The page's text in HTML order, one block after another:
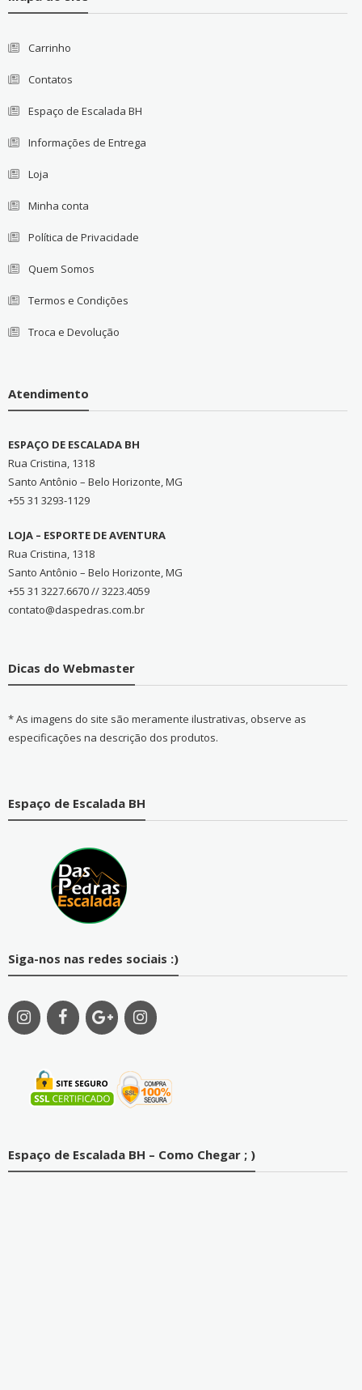
Carrinho
Contatos
Espaço de Escalada BH
Informações de Entrega
Loja
Minha conta
Política de Privacidade
Quem Somos
Termos e Condições
Troca e Devolução
Atendimento
ESPAÇO DE ESCALADA BH
Rua Cristina, 1318
Santo Antônio – Belo Horizonte, MG
+55 31 3293-1129
LOJA – ESPORTE DE AVENTURA
Rua Cristina, 1318
Santo Antônio – Belo Horizonte, MG
+55 31 3227.6670 // 3223.4059
contato@daspedras.com.br
Dicas do Webmaster
* As imagens do site são meramente ilustrativas, observe as
especificações na descrição dos produtos.
Espaço de Escalada BH
Siga-nos nas redes sociais :)
Espaço de Escalada BH – Como Chegar ; )